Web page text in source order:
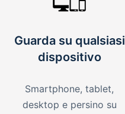
Guarda su qualsiasi
dispositivo
Smartphone, tablet,
desktop e persino su